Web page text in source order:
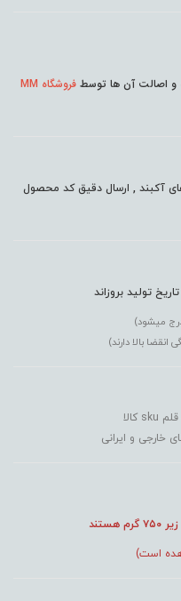
و اصالت آن ها توسط فروشگاه MM
آکبند , ارسال دقیق کد محصول
تولید بروزاند
میشود)
بالا دارند)
خارجی و ایرانی
گرم هستند
است)